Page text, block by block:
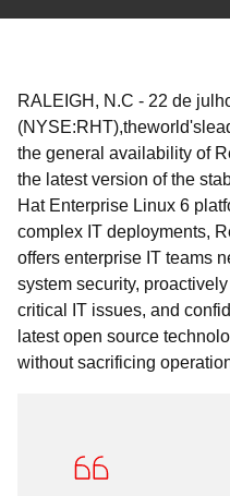
RALEIGH, N.C - 22 de
(NYSE:RHT),theworld's
the general availability of
the latest version of the
Hat Enterprise Linux 6
complex IT deployments,
offers enterprise IT teams
system security, proactive ly
critical IT issues, and
latest open source
without sacrificing